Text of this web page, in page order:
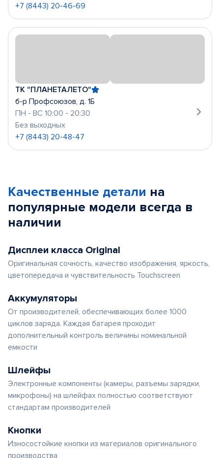
+7 (8443) 20-46-69
ТК "ПЛАНЕТАЛЕТО"
б-р Профсоюзов, д. 1Б
ПН - ВС 10:00 - 20:30
Без выходных
+7 (8443) 20-48-47
Качественные детали на
популярные модели всегда в
наличии
Дисплеи класса Original
Оригинальная сочность, качество изображения, яркость,
цветопередача и чувствительность Touchscreen
Аккумуляторы
От производителей, обеспечивающих более 1000
циклов заряда. Каждая батарея проходит
дополнительный контроль величины номинальной
емкости
Шлейфы
Электронные компоненты (камеры, разъемы зарядки,
микрофоны) на шлейфах полностью соответствуют
стандартам производителей
Кнопки
Износостойкие кнопки из материалов оригинального
производства